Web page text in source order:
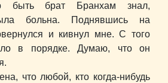
быть брат Бранхам знал,
больна. Поднявшись на
и кивнул мне. С того
в порядке. Думаю, что он
любой, кто когда-нибудь